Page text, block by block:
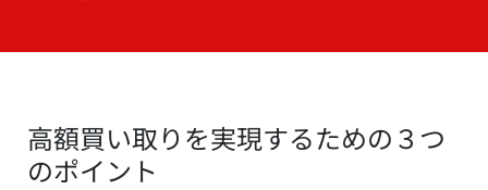
高額買い取りを実現するための３つ
のポイント